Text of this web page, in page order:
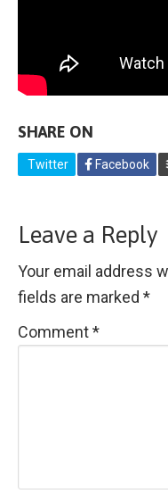
SHARE ON
Twitter Facebook
Leave a Reply
Your email address
fields are marked *
Comment*